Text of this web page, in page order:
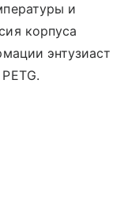
и
корпуса
энтузиаст